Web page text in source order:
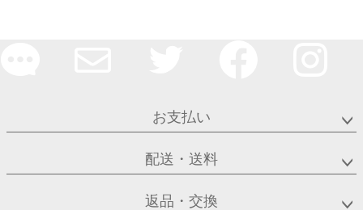
お支払い
配送・送料
返品・交換